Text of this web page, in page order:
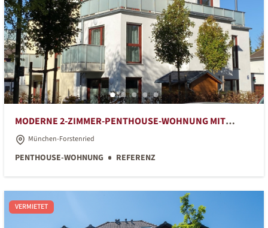
MODERNE 2-ZIMMER-PENTHOUSE-WOHNUNG MIT
GROSSER DACHTERRASSE
München-Forstenried
PENTHOUSE-WOHNUNG REFERENZ
VERMIETET